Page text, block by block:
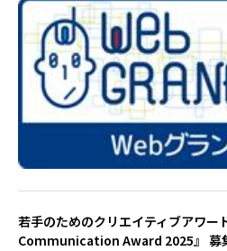
若手のためのクリエイティブアワ
Communication Award 2025』 募